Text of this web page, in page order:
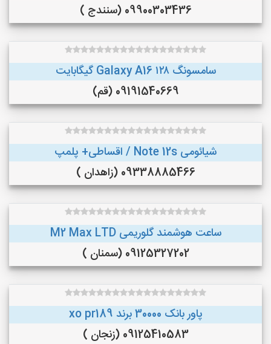
09900303436 (سنندج )
سامسونگ Galaxy A16 ۱۲۸ گیگابایت
09191540669 (قم)
شیائومی Note 12s / اقساطی+ پلمپ
09338885466 (زاهدان )
ساعت هوشمند گلوریمی M2 Max LTD
09125327202 (سمنان )
پاور بانک 30000 برند xo pr189
09125410583 (زنجان )